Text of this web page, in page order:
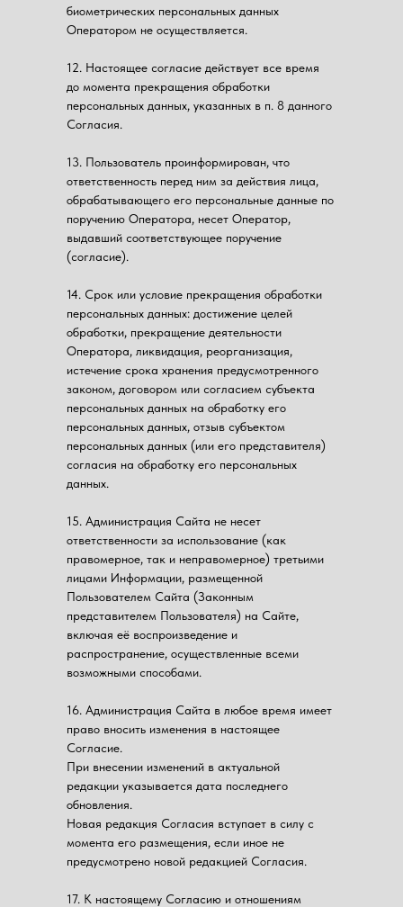
биометрических персональных данных
Оператором не осуществляется.
12. Настоящее согласие действует все время
до момента прекращения обработки
персональных данных, указанных в п. 8 данного
Согласия.
13. Пользователь проинформирован, что
ответственность перед ним за действия лица,
обрабатывающего его персональные данные по
поручению Оператора, несет Оператор,
выдавший соответствующее поручение
(согласие).
14. Срок или условие прекращения обработки
персональных данных: достижение целей
обработки, прекращение деятельности
Оператора, ликвидация, реорганизация,
истечение срока хранения предусмотренного
законом, договором или согласием субъекта
персональных данных на обработку его
персональных данных, отзыв субъектом
персональных данных (или его представителя)
согласия на обработку его персональных
данных.
15. Администрация Сайта не несет
ответственности за использование (как
правомерное, так и неправомерное) третьими
лицами Информации, размещенной
Пользователем Сайта (Законным
представителем Пользователя) на Сайте,
включая её воспроизведение и
распространение, осуществленные всеми
возможными способами.
16. Администрация Сайта в любое время имеет
право вносить изменения в настоящее
Согласие.
При внесении изменений в актуальной
редакции указывается дата последнего
обновления.
Новая редакция Согласия вступает в силу с
момента его размещения, если иное не
предусмотрено новой редакцией Согласия.
17. К настоящему Согласию и отношениям